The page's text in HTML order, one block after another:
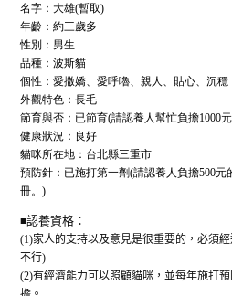
名字：大雄(暫取)
年齡：約三歲多
性別：男生
品種：波斯貓
個性：愛撒嬌、愛呼嚕、親人、貼心、沉穩
外觀特色：長毛
節育與否：已節育(請認養人幫忙負擔1000
健康狀況：良好
貓咪所在地：台北縣三重市
預防針：已施打第一劑(請認養人負擔500
冊。)
■認養資格：
(1)家人的支持以及意見是很重要的，必須經
不行)
(2)有經濟能力可以照顧貓咪，並每年施打